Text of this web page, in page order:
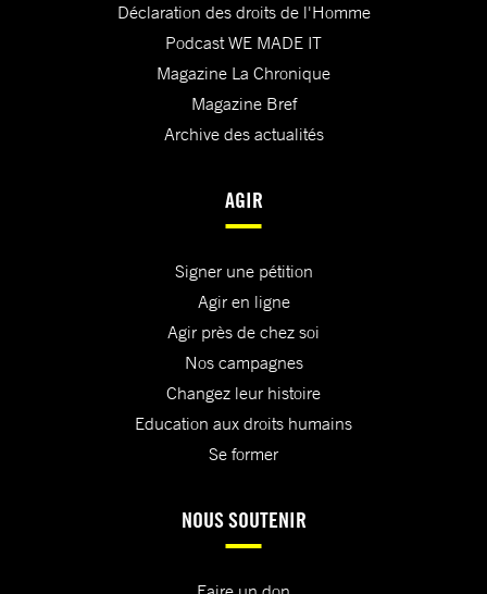
Déclaration des droits de l'Homme
Podcast WE MADE IT
Magazine La Chronique
Magazine Bref
Archive des actualités
AGIR
Signer une pétition
Agir en ligne
Agir près de chez soi
Nos campagnes
Changez leur histoire
Education aux droits humains
Se former
NOUS SOUTENIR